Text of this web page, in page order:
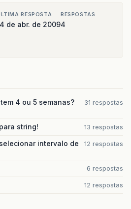
RESPOSTA
de abr. de 2009
RESPOSTAS
4
4 ou 5 semanas?
31 respostas
string! 13 respostas
intervalo de
12 respostas
6 respostas
12 respostas